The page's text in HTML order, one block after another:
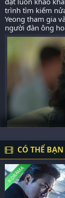
trình tìm kiếm
Yeong tham gia
người đàn ông
CÓ THỂ
K-DRAMA